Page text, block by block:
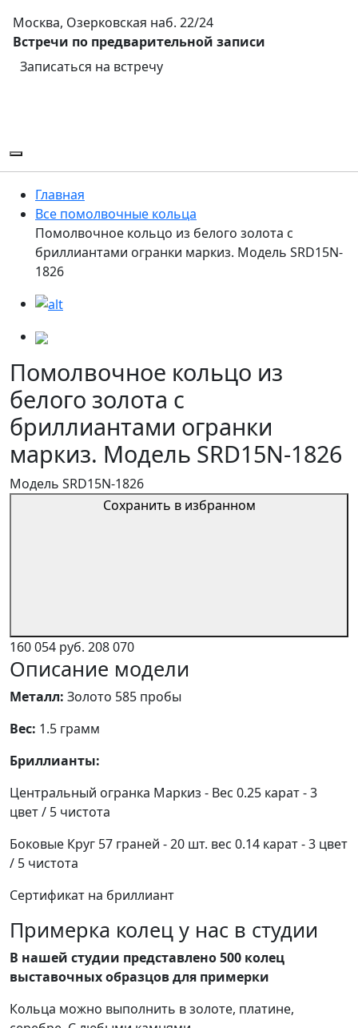
Москва, Озерковская наб. 22/24
Встречи по предварительной записи
Записаться на встречу
Главная
Все помолвочные кольца
Помолвочное кольцо из белого золота с
бриллиантами огранки маркиз. Модель SRD15N-
1826
Помолвочное кольцо из
белого золота с
бриллиантами огранки
маркиз. Модель SRD15N-1826
Модель SRD15N-1826
Сохранить в избранном
160 054 руб. 208 070
Описание модели
Металл: Золото 585 пробы
Вес: 1.5 грамм
Бриллианты:
Центральный огранка Маркиз - Вес 0.25 карат - 3
цвет / 5 чистота
Боковые Круг 57 граней - 20 шт. вес 0.14 карат - 3 цвет
/ 5 чистота
Сертификат на бриллиант
Примерка колец у нас в студии
В нашей студии представлено 500 колец
выставочных образцов для примерки
Кольца можно выполнить в золоте, платине,